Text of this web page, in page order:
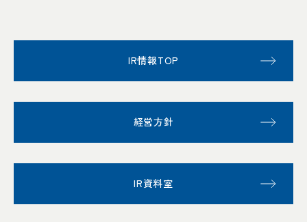
IR情報TOP
経営方針
IR資料室